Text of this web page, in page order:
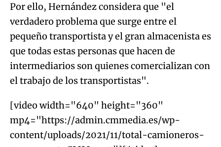
Por ello, Hernández considera que "el
verdadero problema que surge entre el
pequeño transportista y el gran almacenista es
que todas estas personas que hacen de
intermediarios son quienes comercializan con
el trabajo de los transportistas".
[video width="640" height="360"
mp4="https://admin.cmmedia.es/wp-
content/uploads/2021/11/total-camioneros-